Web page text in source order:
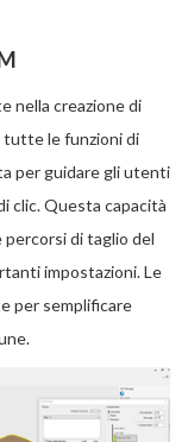
nella creazione di
tutte le funzioni di
per guidare gli utenti
clic. Questa capacità
di taglio del
impostazioni. Le
per semplificare